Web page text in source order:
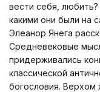
вести себя,
какими они были на
Элеанор Янега
Средневековые
придерживались
классической
богословия. Верхом